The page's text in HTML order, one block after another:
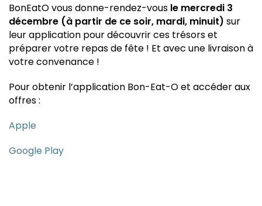
BonEatO vous donne-rendez-vous le mercredi 3
décembre (à partir de ce soir, mardi, minuit) sur
leur application pour découvrir ces trésors et
préparer votre repas de fête ! Et avec une livraison à
votre convenance !
Pour obtenir l’application Bon-Eat-O et accéder aux
offres :
Apple
Google Play